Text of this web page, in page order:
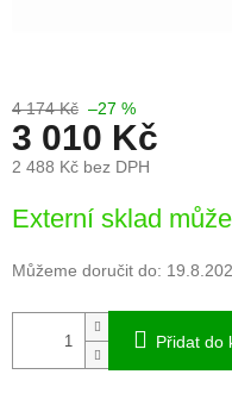
4 174 Kč –27 %
3 010 Kč
2 488 Kč bez DPH
cena:
Externí sklad
Můžeme doručit do:
Přidat do